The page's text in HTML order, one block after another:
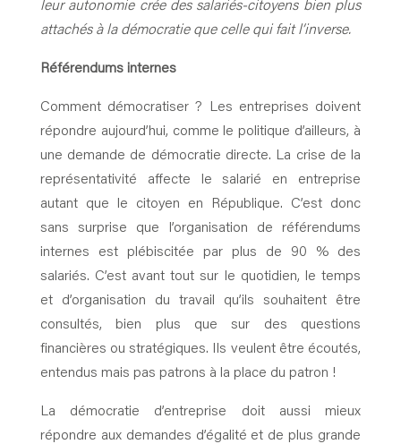
leur autonomie crée des salariés-citoyens bien plus
attachés à la démocratie que celle qui fait l’inverse.
Référendums internes
Comment démocratiser ? Les entreprises doivent
répondre aujourd’hui, comme le politique d’ailleurs, à
une demande de démocratie directe. La crise de la
représentativité affecte le salarié en entreprise
autant que le citoyen en République. C’est donc
sans surprise que l’organisation de référendums
internes est plébiscitée par plus de 90 % des
salariés. C’est avant tout sur le quotidien, le temps
et d’organisation du travail qu’ils souhaitent être
consultés, bien plus que sur des questions
financières ou stratégiques. Ils veulent être écoutés,
entendus mais pas patrons à la place du patron !
La démocratie d’entreprise doit aussi mieux
répondre aux demandes d’égalité et de plus grande